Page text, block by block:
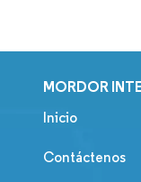
MORDOR
Inicio
Contáctenos